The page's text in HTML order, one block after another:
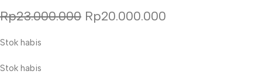
Rp23.000.000 Rp20.000.000
Stok habis
Stok habis